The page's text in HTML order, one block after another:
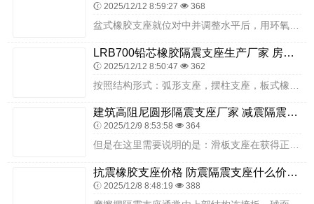
2025/12/12 8:59:27 368
LRB700铅芯橡胶隔震支座生产厂家 房屋建筑抗震橡胶隔震支座厂家 隔震支座LRB型源头工厂
2025/12/12 8:50:47 362
建筑高阻尼圆形隔震支座厂家 减震隔震支座源头工厂 摩擦摆隔震支座FPS-Ⅱ-8000-200源头工厂
2025/12/9 8:53:58 364
但是在这里需要说明的是：滑板支座在获得正确的安装后也会有小的剪切变形，其变形量可通过下列公式计算得出。为防止支座产生过大的剪切变形，支座安装好选择在气温相当于全...
抗震橡胶支座价格 防震隔震支座什么价格 铅芯橡皮支座什么价格
2025/12/8 8:48:19 388